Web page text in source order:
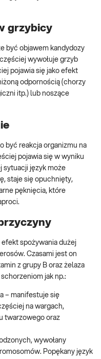
grzybicy
być objawem kandydozy
wywołuje grzyb
pojawia się jako efekt
odpornością (chorzy
itp.) lub noszące
być reakcja organizmu na
pojawia się w wyniku
sytuacji język może
staje się opuchnięty,
pęknięcia, które
efekt spożywania dużej
Czasami jest on
z grupy B oraz żelaza
jak np.:
– manifestuje się
na wargach,
twarzowego oraz
wywołany
Popękany język